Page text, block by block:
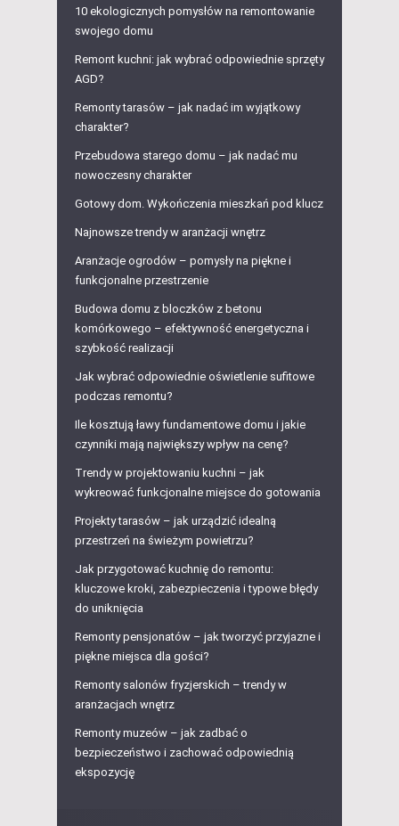
10 ekologicznych pomysłów na remontowanie
swojego domu
Remont kuchni: jak wybrać odpowiednie sprzęty
AGD?
Remonty tarasów – jak nadać im wyjątkowy
charakter?
Przebudowa starego domu – jak nadać mu
nowoczesny charakter
Gotowy dom. Wykończenia mieszkań pod klucz
Najnowsze trendy w aranżacji wnętrz
Aranżacje ogrodów – pomysły na piękne i
funkcjonalne przestrzenie
Budowa domu z bloczków z betonu
komórkowego – efektywność energetyczna i
szybkość realizacji
Jak wybrać odpowiednie oświetlenie sufitowe
podczas remontu?
Ile kosztują ławy fundamentowe domu i jakie
czynniki mają największy wpływ na cenę?
Trendy w projektowaniu kuchni – jak
wykreować funkcjonalne miejsce do gotowania
Projekty tarasów – jak urządzić idealną
przestrzeń na świeżym powietrzu?
Jak przygotować kuchnię do remontu:
kluczowe kroki, zabezpieczenia i typowe błędy
do uniknięcia
Remonty pensjonatów – jak tworzyć przyjazne i
piękne miejsca dla gości?
Remonty salonów fryzjerskich – trendy w
aranżacjach wnętrz
Remonty muzeów – jak zadbać o
bezpieczeństwo i zachować odpowiednią
ekspozycję